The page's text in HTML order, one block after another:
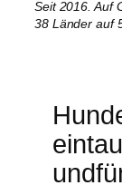
Seit 2016. Auf
38 Länder auf